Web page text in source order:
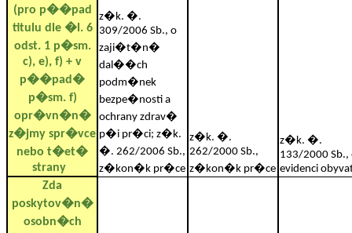
(pro p��pad
titulu dle �l. 6
odst. 1 p�sm.
c), e), f) + v
p��pad�
p�sm. f)
opr�vn�n�
z�jmy spr�vce
nebo t�et�
strany
z�k. �.
309/2006 Sb., o
zaji�t�n�
dal��ch
podm�nek
bezpe�nosti a
ochrany zdrav�
p�i pr�ci; z�k.
�. 262/2006 Sb.,
z�kon�k pr�ce
z�k. �.
262/2000 Sb.,
z�kon�k pr�ce
z�k. �.
133/2000 Sb.,
evidenci
Zda
poskytov�n�
osobn�ch